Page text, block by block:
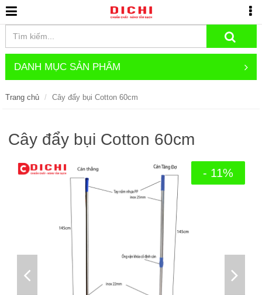
DANH MỤC SẢN PHẨM
Trang chủ Cây đẩy bụi Cotton 60cm
Cây đẩy bụi Cotton 60cm
- 11%